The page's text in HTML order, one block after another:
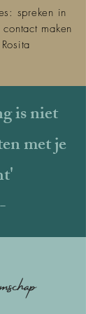
spreken in
maken
is niet
met je